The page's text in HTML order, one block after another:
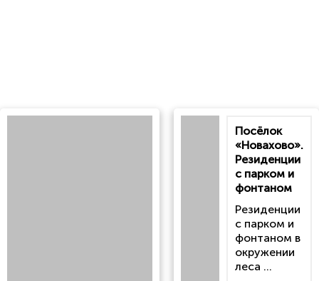
Посёлок
«Новахово».
Резиденции
с парком и
фонтаном
Резиденции
с парком и
фонтаном в
окружении
леса ...